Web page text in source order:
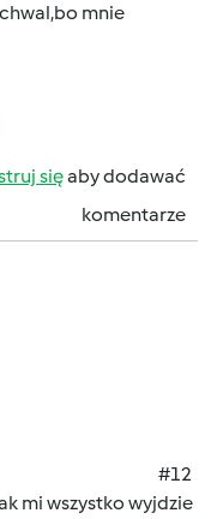
mnie
sięaby dodawać
komentarze
#12
mi wszystko wyjdzie